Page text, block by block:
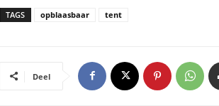
TAGS opblaasbaar tent
Deel